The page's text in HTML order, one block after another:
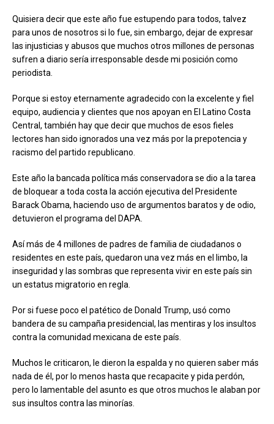
Quisiera decir que este año fue estupendo para todos, talvez
para unos de nosotros si lo fue, sin embargo, dejar de expresar
las injusticias y abusos que muchos otros millones de personas
sufren a diario sería irresponsable desde mi posición como
periodista.
Porque si estoy eternamente agradecido con la excelente y fiel
equipo, audiencia y clientes que nos apoyan en El Latino Costa
Central, también hay que decir que muchos de esos fieles
lectores han sido ignorados una vez más por la prepotencia y
racismo del partido republicano.
Este año la bancada política más conservadora se dio a la tarea
de bloquear a toda costa la acción ejecutiva del Presidente
Barack Obama, haciendo uso de argumentos baratos y de odio,
detuvieron el programa del DAPA.
Así más de 4 millones de padres de familia de ciudadanos o
residentes en este país, quedaron una vez más en el limbo, la
inseguridad y las sombras que representa vivir en este país sin
un estatus migratorio en regla.
Por si fuese poco el patético de Donald Trump, usó como
bandera de su campaña presidencial, las mentiras y los insultos
contra la comunidad mexicana de este país.
Muchos le criticaron, le dieron la espalda y no quieren saber más
nada de él, por lo menos hasta que recapacite y pida perdón,
pero lo lamentable del asunto es que otros muchos le alaban por
sus insultos contra las minorías.